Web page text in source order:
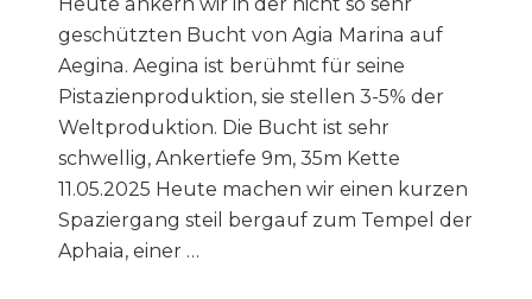
geschützten Bucht von Agia Marina auf
Aegina. Aegina ist berühmt für seine
Pistazienproduktion, sie stellen 3-5% der
Weltproduktion. Die Bucht ist sehr
schwellig, Ankertiefe 9m, 35m Kette
11.05.2025 Heute machen wir einen kurzen
Spaziergang steil bergauf zum Tempel der
Aphaia, einer …